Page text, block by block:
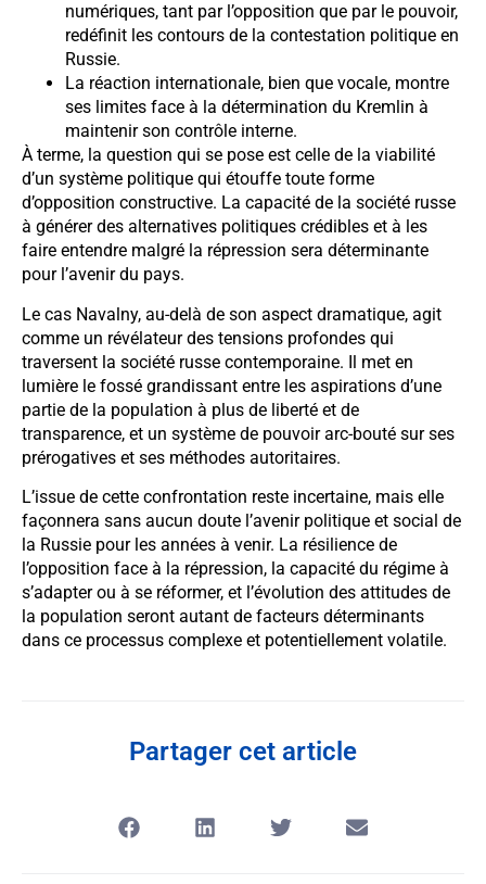
numériques, tant par l’opposition que par le pouvoir,
redéfinit les contours de la contestation politique en
Russie.
La réaction internationale, bien que vocale, montre
ses limites face à la détermination du Kremlin à
maintenir son contrôle interne.
À terme, la question qui se pose est celle de la viabilité
d’un système politique qui étouffe toute forme
d’opposition constructive. La capacité de la société russe
à générer des alternatives politiques crédibles et à les
faire entendre malgré la répression sera déterminante
pour l’avenir du pays.
Le cas Navalny, au-delà de son aspect dramatique, agit
comme un révélateur des tensions profondes qui
traversent la société russe contemporaine. Il met en
lumière le fossé grandissant entre les aspirations d’une
partie de la population à plus de liberté et de
transparence, et un système de pouvoir arc-bouté sur ses
prérogatives et ses méthodes autoritaires.
L’issue de cette confrontation reste incertaine, mais elle
façonnera sans aucun doute l’avenir politique et social de
la Russie pour les années à venir. La résilience de
l’opposition face à la répression, la capacité du régime à
s’adapter ou à se réformer, et l’évolution des attitudes de
la population seront autant de facteurs déterminants
dans ce processus complexe et potentiellement volatile.
Partager cet article